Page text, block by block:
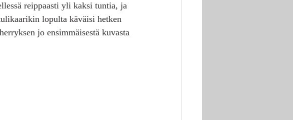
reippaasti yli kaksi tuntia, ja
lopulta käväisi hetken
jo ensimmäisestä kuvasta